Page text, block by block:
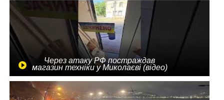
Через атаку РФ постраждав
магазин техніки у Миколаєві (відео)